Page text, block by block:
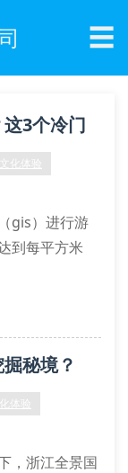
☰
3个冷门
化体验
gis）进行游
到每平方米
图，可精准
秘境？
体验
，浙江全景国